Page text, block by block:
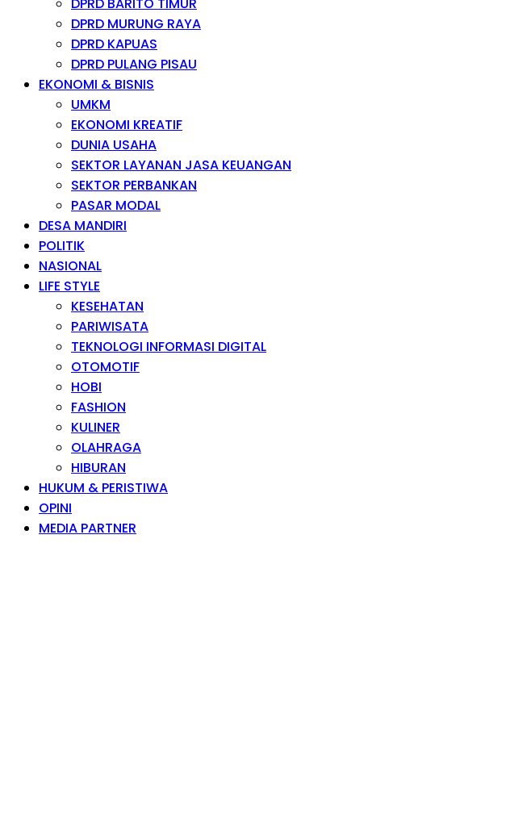
DPRD MURUNG RAYA
DPRD KAPUAS
DPRD PULANG PISAU
EKONOMI & BISNIS
UMKM
EKONOMI KREATIF
DUNIA USAHA
SEKTOR LAYANAN JASA KEUANGAN
SEKTOR PERBANKAN
PASAR MODAL
DESA MANDIRI
POLITIK
NASIONAL
LIFE STYLE
KESEHATAN
PARIWISATA
TEKNOLOGI INFORMASI DIGITAL
OTOMOTIF
HOBI
FASHION
KULINER
OLAHRAGA
HIBURAN
HUKUM & PERISTIWA
OPINI
MEDIA PARTNER